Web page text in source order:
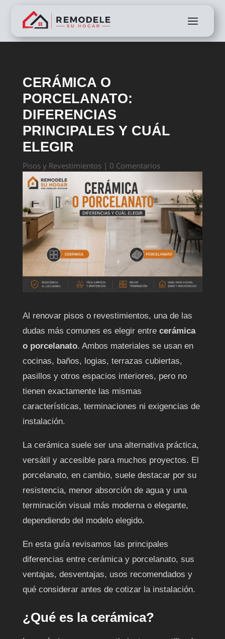
CERÁMICA O
PORCELANATO:
DIFERENCIAS
PRINCIPALES Y CUÁL
ELEGIR
Pisos y Revestimientos| 0 Comentarios
Al renovar pisos o revestimientos, una de las
dudas más comunes es elegir entre cerámica
o porcelanato. Ambos materiales se usan en
cocinas, baños, logias, terrazas cubiertas,
pasillos y otros espacios interiores, pero no
tienen exactamente las mismas
características, terminaciones ni exigencias de
instalación.
La cerámica suele ser una alternativa práctica,
versátil y accesible para muchos proyectos. El
porcelanato, en cambio, suele destacar por su
resistencia, menor absorción de agua y una
terminación visual más moderna o elegante,
dependiendo del modelo elegido.
En esta guía revisamos las principales
diferencias entre cerámica y porcelanato, sus
ventajas, desventajas, usos recomendados y
qué considerar antes de cotizar la instalación.
¿Qué es la cerámica?